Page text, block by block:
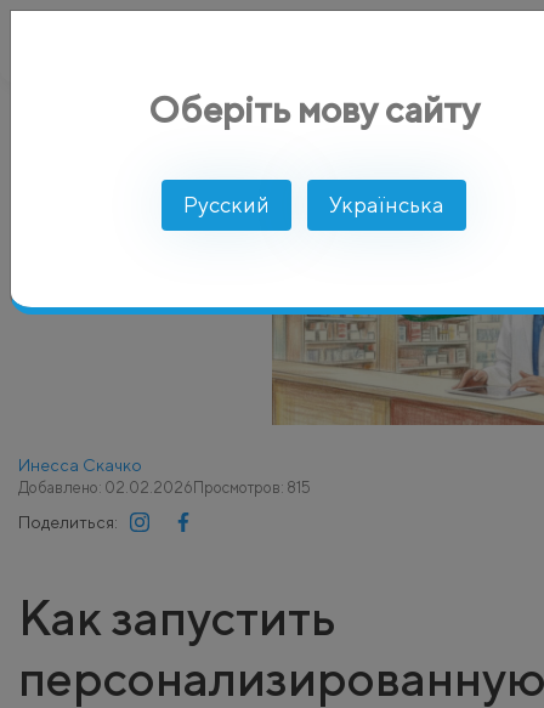
Как запустить персонализированную
Инесса Скачко
Добавлено: 02.02.2026Просмотров: 815
Поделиться:
Как запустить
Оберіть мову сайту
Русский Українська